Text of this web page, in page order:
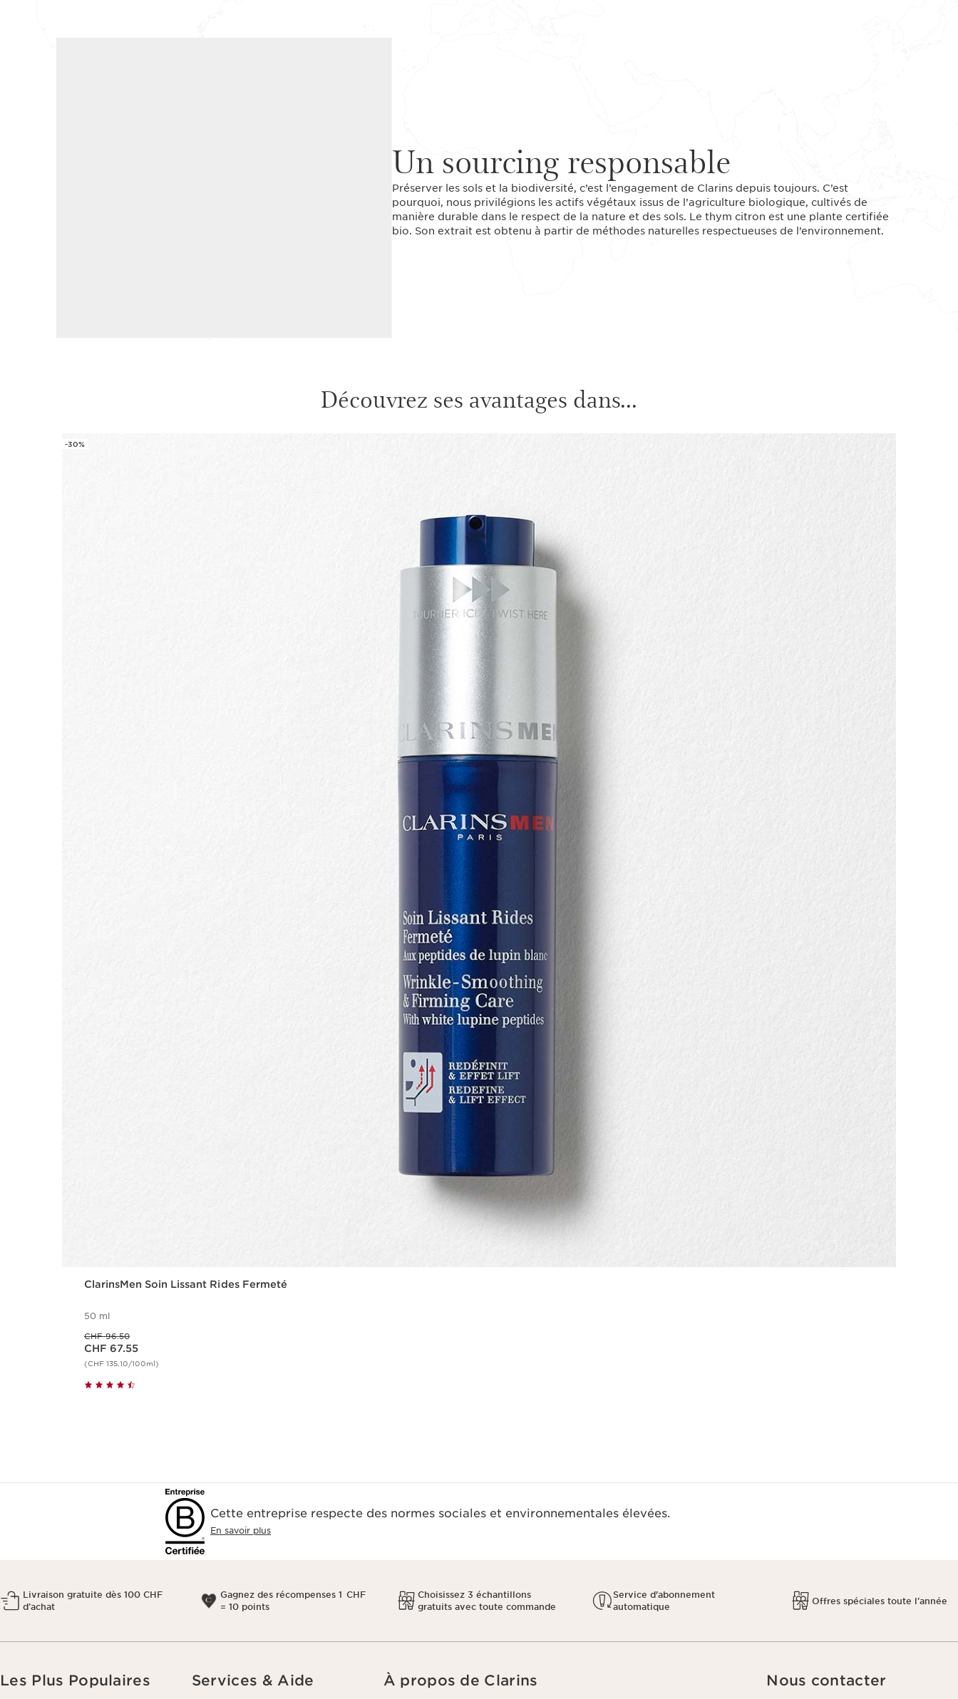
Un sourcing responsable
Préserver les sols et la biodiversité, c’est l’engagement de Clarins depuis toujours. C’est
pourquoi, nous privilégions les actifs végétaux issus de l’agriculture biologique, cultivés de
manière durable dans le respect de la nature et des sols. Le thym citron est une plante certifiée
bio. Son extrait est obtenu à partir de méthodes naturelles respectueuses de l’environnement.
Découvrez ses avantages dans...
-30%
ClarinsMen Soin Lissant Rides Fermeté
50 ml
CHF 96.50
Nouveau prix CHF 67.55
CHF 67.55
(CHF 135.10/100ml)
Cette entreprise respecte des normes sociales et environnementales élevées.
En savoir plus
Livraison gratuite dès 100 CHF
d’achat
Gagnez des récompenses 1 CHF
= 10 points
Choisissez 3 échantillons
gratuits avec toute commande
Service d'abonnement
automatique
Offres spéciales toute l’année
Les Plus Populaires Services & Aide À propos de Clarins Nous contacter